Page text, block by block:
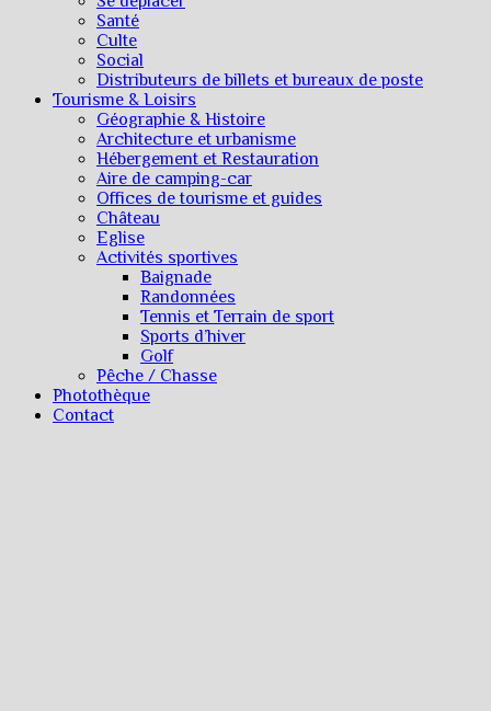
Santé
Culte
Social
Distributeurs de billets et bureaux de poste
Tourisme & Loisirs
Géographie & Histoire
Architecture et urbanisme
Hébergement et Restauration
Aire de camping-car
Offices de tourisme et guides
Château
Eglise
Activités sportives
Baignade
Randonnées
Tennis et Terrain de sport
Sports d’hiver
Golf
Pêche / Chasse
Photothèque
Contact